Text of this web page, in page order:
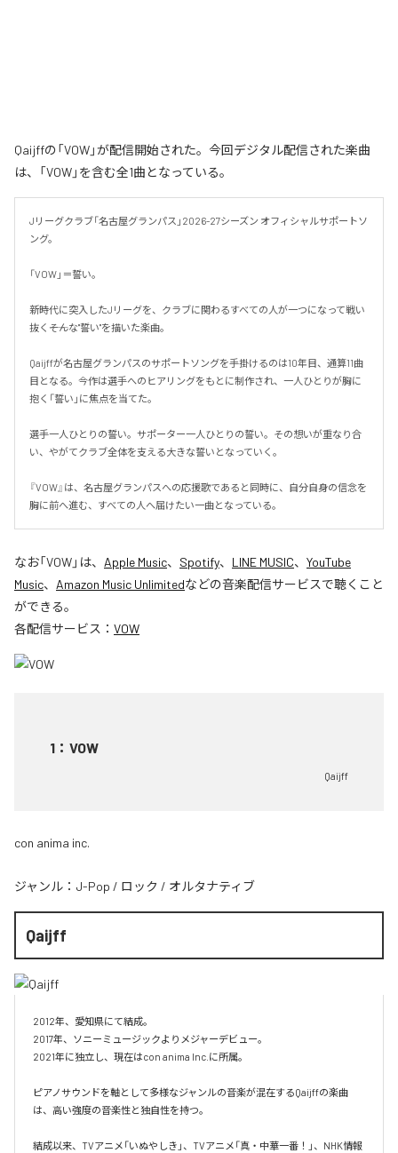
Qaijffの「VOW」が配信開始された。今回デジタル配信された楽曲
は、「VOW」を含む全1曲となっている。
Jリーグクラブ「名古屋グランパス」2026-27シーズン オフィシャルサポートソ
ング。
「VOW」＝誓い。
新時代に突入したJリーグを、クラブに関わるすべての人が一つになって戦い
抜く――そんな"誓い"を描いた楽曲。
Qaijffが名古屋グランパスのサポートソングを手掛けるのは10年目、通算11曲
目となる。今作は選手へのヒアリングをもとに制作され、一人ひとりが胸に
抱く「誓い」に焦点を当てた。
選手一人ひとりの誓い。サポーター一人ひとりの誓い。その想いが重なり合
い、やがてクラブ全体を支える大きな誓いとなっていく。
『VOW』は、名古屋グランパスへの応援歌であると同時に、自分自身の信念を
胸に前へ進む、すべての人へ届けたい一曲となっている。
なお「VOW」は、 Apple Music、 Spotify、 LINE MUSIC、 YouTube
Music、 Amazon Music Unlimitedなどの音楽配信サービスで聴くこと
ができる。
各配信サービス： VOW
1 ： VOW
Qaijff
con anima inc.
ジャンル： J-Pop / ロック / オルタナティブ
Qaijff
2012年、愛知県にて結成。
2017年、ソニーミュージックよりメジャーデビュー。
2021年に独立し、現在はcon anima Inc.に所属。
ピアノサウンドを軸として多様なジャンルの音楽が混在するQaijffの楽曲
は、高い強度の音楽性と独自性を持つ。
結成以来、TVアニメ「いぬやしき」、TVアニメ「真・中華一番！」、NHK情報